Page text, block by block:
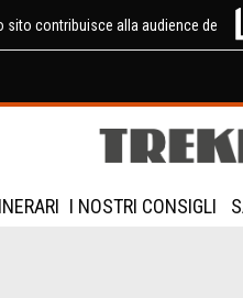
sito contribuisce alla audience de
I NOSTRI CONSIGLI